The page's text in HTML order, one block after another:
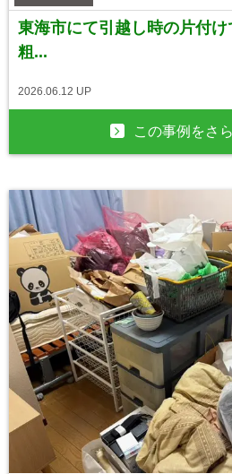
東海市にて引越し時の片付
粗...
2026.06.12 UP
この事例をさ